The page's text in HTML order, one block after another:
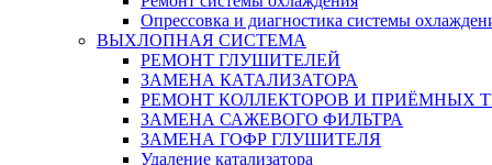
Опрессовка и диагностика системы
ВЫХЛОПНАЯ СИСТЕМА
РЕМОНТ ГЛУШИТЕЛЕЙ
ЗАМЕНА КАТАЛИЗАТОРА
РЕМОНТ КОЛЛЕКТОРОВ И ПРИЁМНЫХ
ЗАМЕНА САЖЕВОГО ФИЛЬТРА
ЗАМЕНА ГОФР ГЛУШИТЕЛЯ
Удаление катализатора